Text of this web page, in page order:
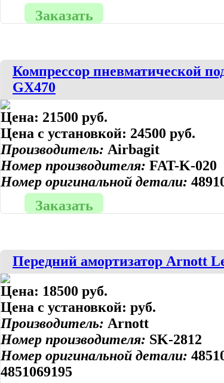
Заказать
Компрессор пневматической
GX470
Цена: 21500 руб.
Цена с установкой: 24500 руб.
Производитель: Airbagit
Номер производителя: FAT-K-020
Номер оригинальной детали:
Заказать
Передний амортизатор Arnott
Цена: 18500 руб.
Цена с установкой: руб.
Производитель: Arnott
Номер производителя: SK-2812
Номер оригинальной детали:
4851069195